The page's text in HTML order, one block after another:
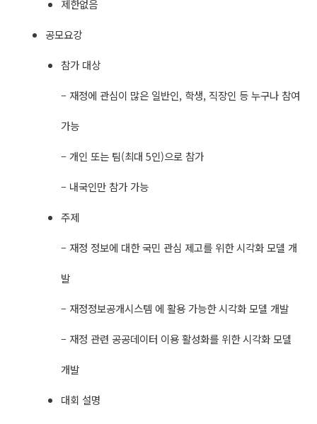
제한없음
공모요강
참가 대상
– 재정에 관심이 많은 일반인, 학생, 직장인 등 누구나 참여
가능
– 개인 또는 팀(최대 5인)으로 참가
– 내국인만 참가 가능
주제
– 재정 정보에 대한 국민 관심 제고를 위한 시각화 모델 개
발
– 재정정보공개시스템 에 활용 가능한 시각화 모델 개발
– 재정 관련 공공데이터 이용 활성화를 위한 시각화 모델
개발
대회 설명